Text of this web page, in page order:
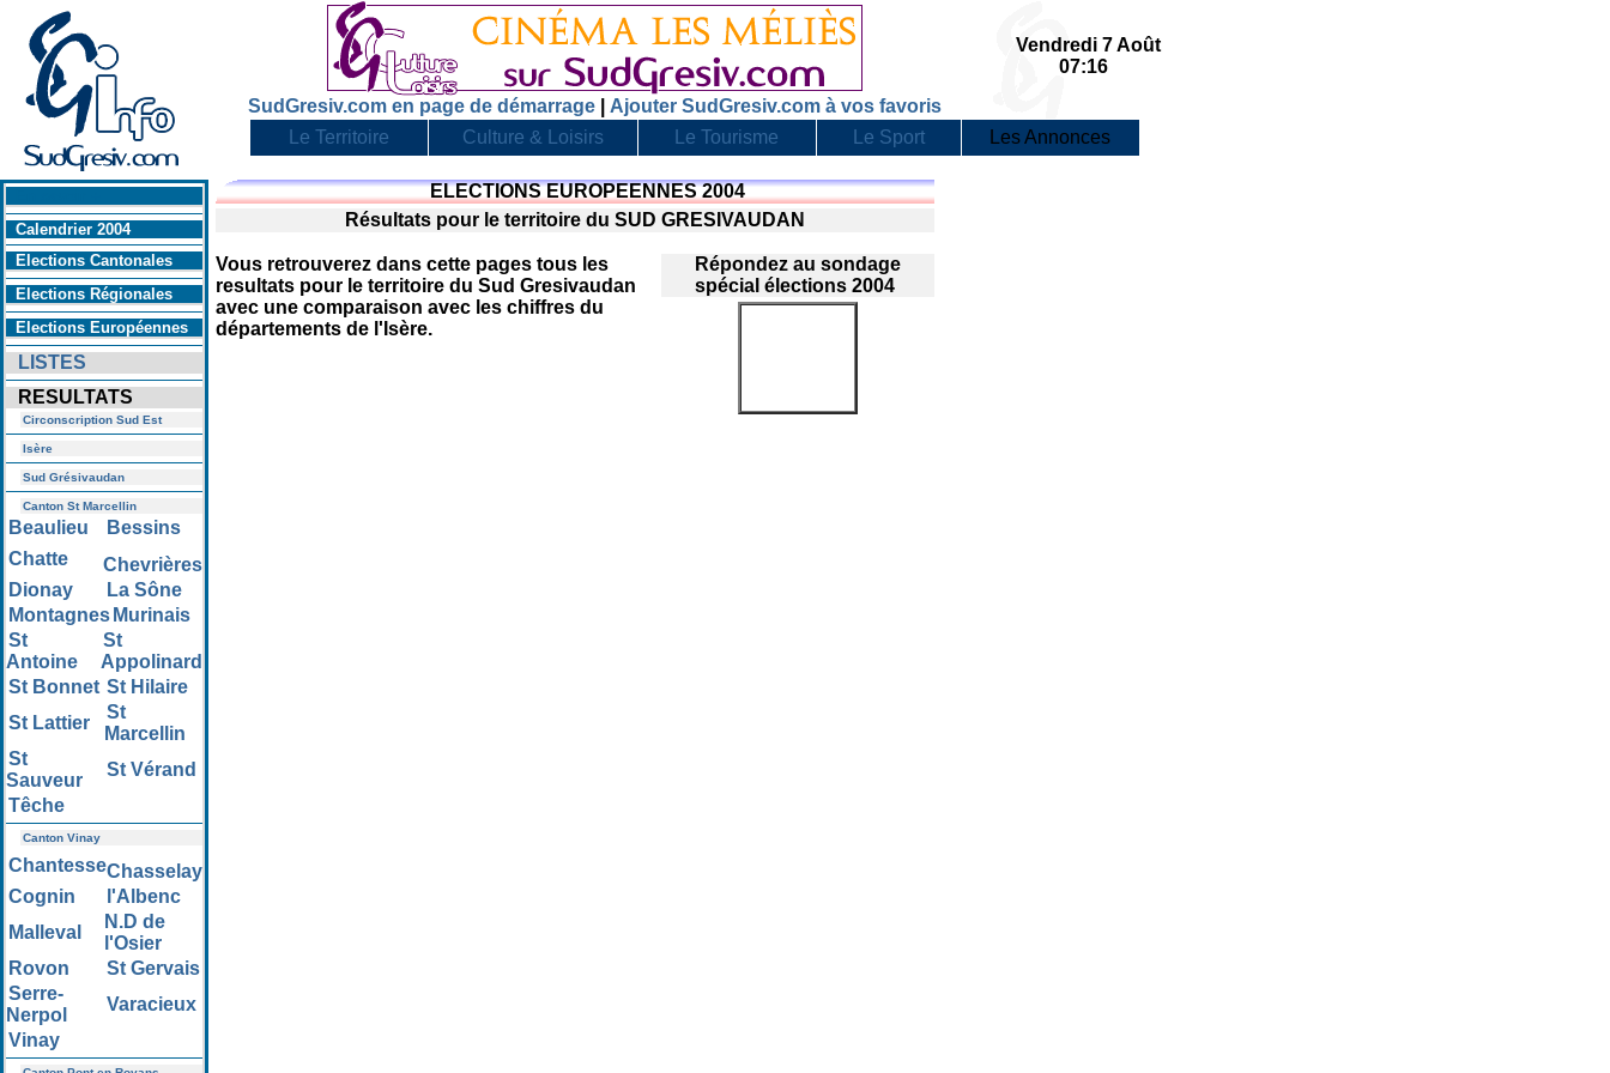
SudGresiv.com en page de démarrage| Ajouter SudGresiv.com à vos favoris
Vendredi 7 Août
07:16
Le Territoire Culture & Loisirs Le Tourisme Le Sport Les Annonces
Calendrier 2004
Elections Cantonales
Elections Régionales
Elections Européennes
LISTES
RESULTATS
Circonscription Sud Est
Isère
Sud Grésivaudan
Canton St Marcellin
Beaulieu
Bessins
Chatte
Chevrières
Dionay
La Sône
Montagnes Murinais
St
Antoine
St
Appolinard
St Bonnet St Hilaire
St Lattier
St
Marcellin
St
Sauveur
St Vérand
Têche
Canton Vinay
ChantesseChasselay
Cognin
l'Albenc
Malleval
N.D de
l'Osier
Rovon
St Gervais
Serre-
Nerpol
Varacieux
Vinay
ELECTIONS EUROPEENNES 2004
Résultats pour le territoire du SUD GRESIVAUDAN
Vous retrouverez dans cette pages tous les
resultats pour le territoire du Sud Gresivaudan
avec une comparaison avec les chiffres du
départements de l'Isère.
Répondez au sondage
spécial élections 2004